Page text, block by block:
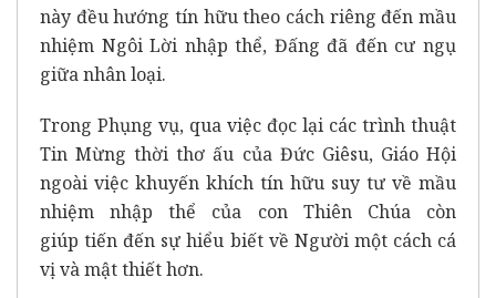
này đều hướng tín hữu theo cách riêng đến mầu
nhiệm Ngôi Lời nhập thể, Đấng đã đến cư ngụ
giữa nhân loại.
Trong Phụng vụ, qua việc đọc lại các trình thuật
Tin Mừng thời thơ ấu của Đức Giêsu, Giáo Hội
ngoài việc khuyến khích tín hữu suy tư về mầu
nhiệm nhập thể của con Thiên Chúa còn
giúp tiến đến sự hiểu biết về Người một cách cá
vị và mật thiết hơn.